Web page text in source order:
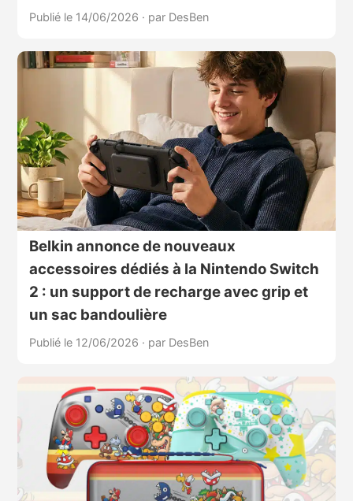
Publié le 14/06/2026 · par DesBen
Belkin annonce de nouveaux
accessoires dédiés à la Nintendo Switch
2 : un support de recharge avec grip et
un sac bandoulière
Publié le 12/06/2026 · par DesBen